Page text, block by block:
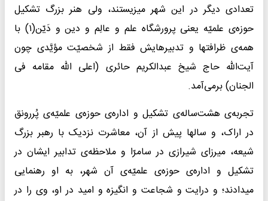
تعدادی دیگر در این شهر میزیستند، ولی هنر بزرگ تشکیل
حوزه‌ی علمیّه یعنی پرورشگاه علم و عالِم و دین و دَیّن(۱) با
همه‌ی ظرافتها و تدبیرهایش فقط از شخصیّت مؤیَّدی چون
آیت‌الله حاج شیخ عبدالکریم حائری (اعلی الله مقامه فی
الجنان) برمی‌آمد.
تجربه‌ی هشت‌ساله‌ی تشکیل و اداره‌ی حوزه‌ی علمیّه‌ی پُررونق
در اراک، و سالها پیش از آن، معاشرت نزدیک با رهبر بزرگ
شیعه، میرزای شیرازی در سامرّا و ملاحظه‌ی تدابیر ایشان در
تشکیل و اداره‌ی حوزه‌ی علمیّه‌ی آن شهر، به او رهنمایی
میدادند؛ و درایت و شجاعت و انگیزه و امید در او، وی را در